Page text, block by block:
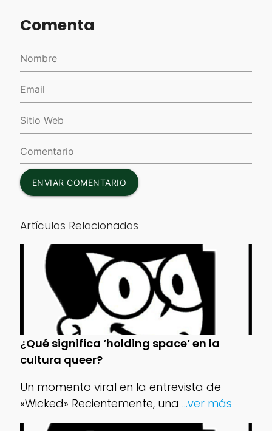
Comenta
ENVIAR COMENTARIO
Artículos Relacionados
¿Qué significa ‘holding space’ en la
cultura queer?
Un momento viral en la entrevista de
«Wicked» Recientemente, una ...ver más